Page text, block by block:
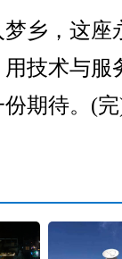
乡，这座
技术与服
期待。(